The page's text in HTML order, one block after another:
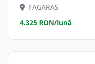
FAGARAS
4.325 RON/lună